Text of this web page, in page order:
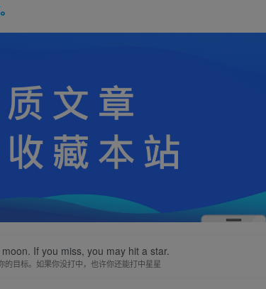
If you miss, you may hit a star.
的目标。如果你没打中，也许你还能打中星星